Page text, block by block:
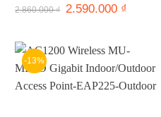
2.860.000₫
Giá
gốc
2.590.000 ₫
-13%